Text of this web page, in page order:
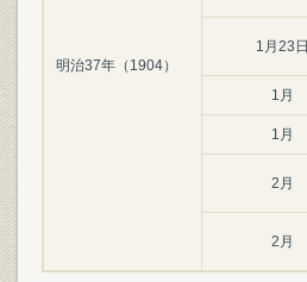
明治37年（1904）
1月23日
1月
1月
2月
2月